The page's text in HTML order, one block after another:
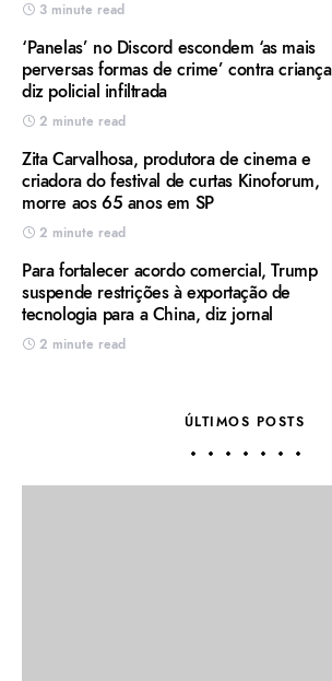
3 minute read
‘Panelas’ no Discord escondem ‘as mais
perversas formas de crime’ contra
diz policial infiltrada
2 minute read
Zita Carvalhosa, produtora de cinema e
criadora do festival de curtas Kinoforum,
morre aos 65 anos em SP
2 minute read
Para fortalecer acordo comercial, Trump
suspende restrições à exportação de
tecnologia para a China, diz jornal
2 minute read
ÚLTIMOS POSTS